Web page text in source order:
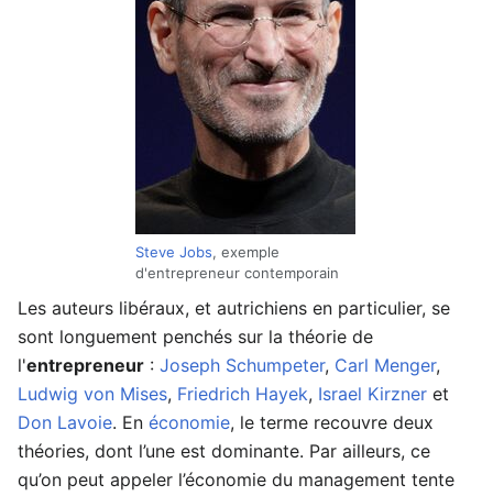
Steve Jobs, exemple
d'entrepreneur contemporain
Les auteurs libéraux, et autrichiens en particulier, se
sont longuement penchés sur la théorie de
l'entrepreneur : Joseph Schumpeter, Carl Menger,
Ludwig von Mises, Friedrich Hayek, Israel Kirzner et
Don Lavoie. En économie, le terme recouvre deux
théories, dont l’une est dominante. Par ailleurs, ce
qu’on peut appeler l’économie du management tente